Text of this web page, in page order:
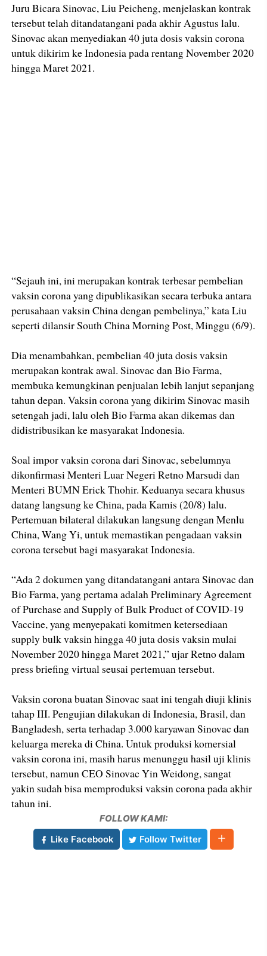
Juru Bicara Sinovac, Liu Peicheng, menjelaskan kontrak
tersebut telah ditandatangani pada akhir Agustus lalu.
Sinovac akan menyediakan 40 juta dosis vaksin corona
untuk dikirim ke Indonesia pada rentang November 2020
hingga Maret 2021.
“Sejauh ini, ini merupakan kontrak terbesar pembelian
vaksin corona yang dipublikasikan secara terbuka antara
perusahaan vaksin China dengan pembelinya,” kata Liu
seperti dilansir South China Morning Post, Minggu (6/9).
Dia menambahkan, pembelian 40 juta dosis vaksin
merupakan kontrak awal. Sinovac dan Bio Farma,
membuka kemungkinan penjualan lebih lanjut sepanjang
tahun depan. Vaksin corona yang dikirim Sinovac masih
setengah jadi, lalu oleh Bio Farma akan dikemas dan
didistribusikan ke masyarakat Indonesia.
Soal impor vaksin corona dari Sinovac, sebelumnya
dikonfirmasi Menteri Luar Negeri Retno Marsudi dan
Menteri BUMN Erick Thohir. Keduanya secara khusus
datang langsung ke China, pada Kamis (20/8) lalu.
Pertemuan bilateral dilakukan langsung dengan Menlu
China, Wang Yi, untuk memastikan pengadaan vaksin
corona tersebut bagi masyarakat Indonesia.
“Ada 2 dokumen yang ditandatangani antara Sinovac dan
Bio Farma, yang pertama adalah Preliminary Agreement
of Purchase and Supply of Bulk Product of COVID-19
Vaccine, yang menyepakati komitmen ketersediaan
supply bulk vaksin hingga 40 juta dosis vaksin mulai
November 2020 hingga Maret 2021,” ujar Retno dalam
press briefing virtual seusai pertemuan tersebut.
Vaksin corona buatan Sinovac saat ini tengah diuji klinis
tahap III. Pengujian dilakukan di Indonesia, Brasil, dan
Bangladesh, serta terhadap 3.000 karyawan Sinovac dan
keluarga mereka di China. Untuk produksi komersial
vaksin corona ini, masih harus menunggu hasil uji klinis
tersebut, namun CEO Sinovac Yin Weidong, sangat
yakin sudah bisa memproduksi vaksin corona pada akhir
tahun ini.
FOLLOW KAMI:
Like Facebook
Follow Twitter